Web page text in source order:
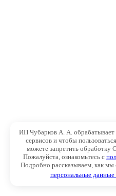
ИП Чубарков А. А. обрабатывает
сервисов и чтобы
можете запретить обработку
Пожалуйста, ознакомьтесь с
Подробно рассказываем, как
персональные данные